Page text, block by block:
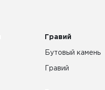
Гравий
Бутовый камень
Гравий